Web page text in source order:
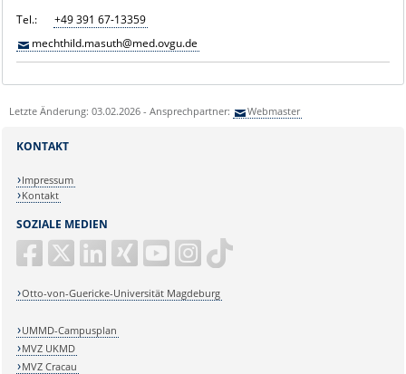
Tel.:
+49 391 67-13359
mechthild.masuth@med.ovgu.de
Letzte Änderung: 03.02.2026 - Ansprechpartner: Webmaster
SOZIALE MEDIEN
Otto-von-Guericke-Universität Magdeburg
KONTAKT
Impressum
Kontakt
UMMD-Campusplan
MVZ UKMD
MVZ Cracau